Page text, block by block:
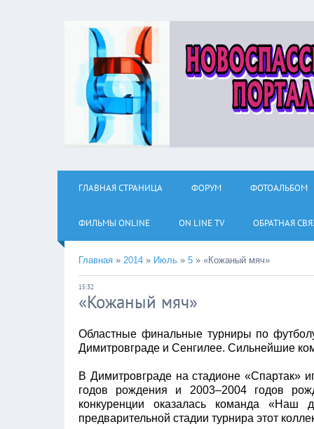
ГЛАВНАЯ СТРАНИЦА ФОРУМ ФОТОАЛЬБОМ
ФИЛЬМЫ ОNLINE ON LINE TV ОБРАТНАЯ
Главная » 2014 » Июль » 5 » «Кожаный мяч»
15:32
«Кожаный мяч»
Областные финальные турниры по
Димитровграде и Сенгилее. Сильнейшие
В Димитровграде на стадионе «Спартак»
годов рождения и 2003–2004 годов
конкуренции оказалась команда
предварительной стадии турнира этот